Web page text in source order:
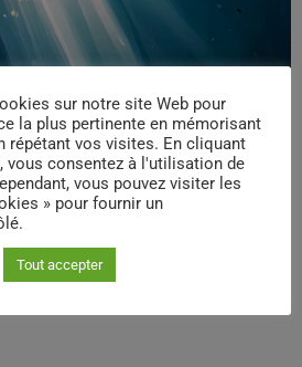
sur notre site Web pour
la plus pertinente en mémorisant
répétant vos visites. En cliquant
vous consentez à l'utilisation de
vous pouvez visiter les
» pour fournir un
Tout accepter